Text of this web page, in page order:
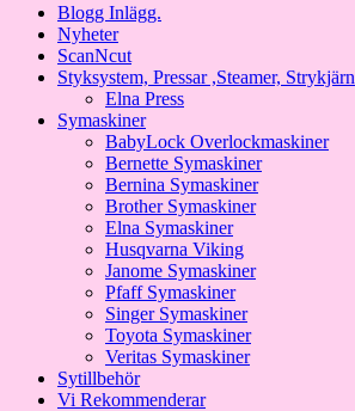
Blogg Inlägg.
Nyheter
ScanNcut
Styksystem, Pressar ,Steamer, Strykjärn
Elna Press
Symaskiner
BabyLock Overlockmaskiner
Bernette Symaskiner
Bernina Symaskiner
Brother Symaskiner
Elna Symaskiner
Husqvarna Viking
Janome Symaskiner
Pfaff Symaskiner
Singer Symaskiner
Toyota Symaskiner
Veritas Symaskiner
Sytillbehör
Vi Rekommenderar